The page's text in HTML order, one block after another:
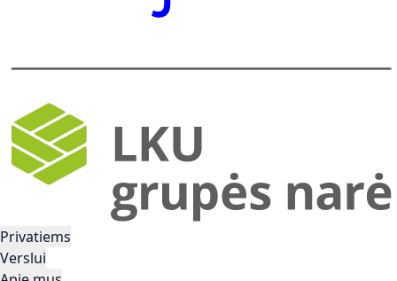
Privatiems
Verslui